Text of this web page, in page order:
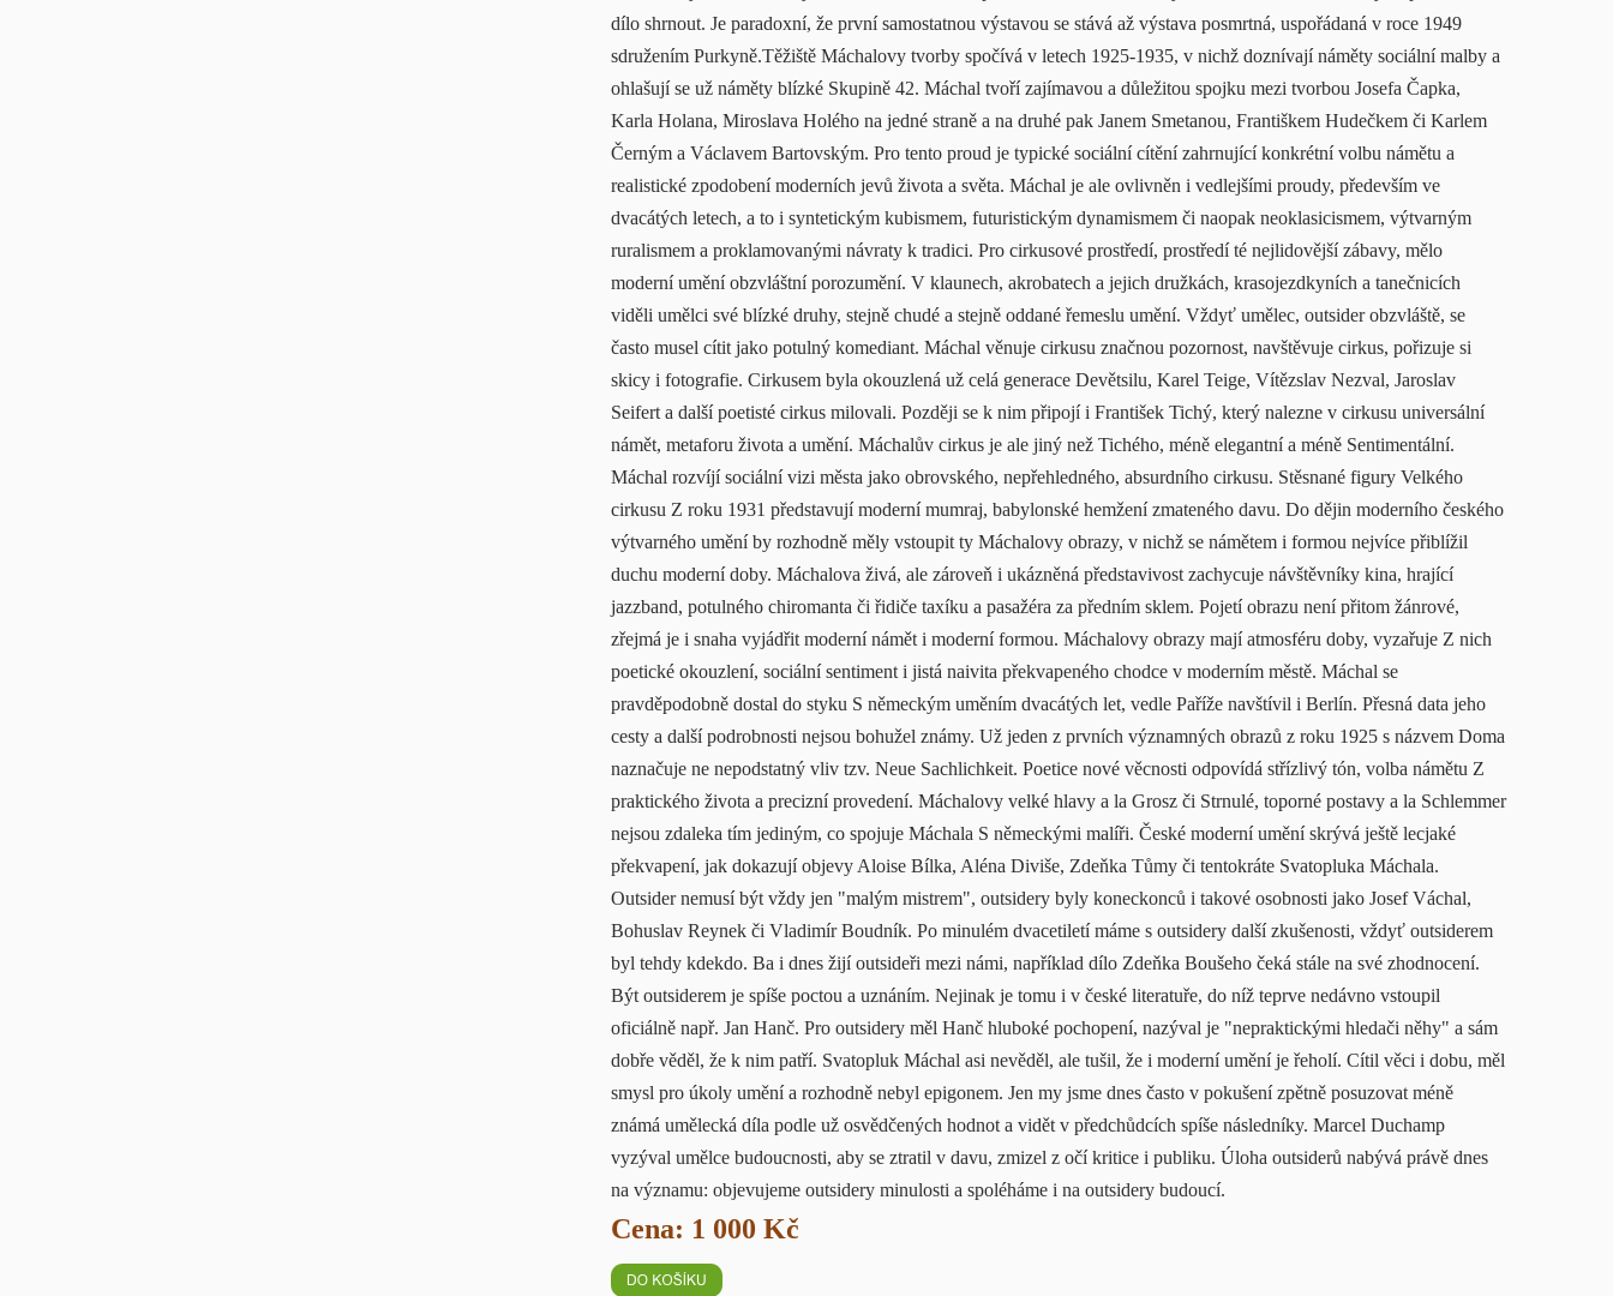
dílo shrnout. Je paradoxní, že první samostatnou výstavou se stává až výstava posmrtná, uspořádaná v roce 1949
sdružením Purkyně.Těžiště Máchalovy tvorby spočívá v letech 1925-1935, v nichž doznívají náměty sociální malby a
ohlašují se už náměty blízké Skupině 42. Máchal tvoří zajímavou a důležitou spojku mezi tvorbou Josefa Čapka,
Karla Holana, Miroslava Holého na jedné straně a na druhé pak Janem Smetanou, Františkem Hudečkem či Karlem
Černým a Václavem Bartovským. Pro tento proud je typické sociální cítění zahrnující konkrétní volbu námětu a
realistické zpodobení moderních jevů života a světa. Máchal je ale ovlivněn i vedlejšími proudy, především ve
dvacátých letech, a to i syntetickým kubismem, futuristickým dynamismem či naopak neoklasicismem, výtvarným
ruralismem a proklamovanými návraty k tradici. Pro cirkusové prostředí, prostředí té nejlidovější zábavy, mělo
moderní umění obzvláštní porozumění. V klaunech, akrobatech a jejich družkách, krasojezdkyních a tanečnicích
viděli umělci své blízké druhy, stejně chudé a stejně oddané řemeslu umění. Vždyť umělec, outsider obzvláště, se
často musel cítit jako potulný komediant. Máchal věnuje cirkusu značnou pozornost, navštěvuje cirkus, pořizuje si
skicy i fotografie. Cirkusem byla okouzlená už celá generace Devětsilu, Karel Teige, Vítězslav Nezval, Jaroslav
Seifert a další poetisté cirkus milovali. Později se k nim připojí i František Tichý, který nalezne v cirkusu universální
námět, metaforu života a umění. Máchalův cirkus je ale jiný než Tichého, méně elegantní a méně Sentimentální.
Máchal rozvíjí sociální vizi města jako obrovského, nepřehledného, absurdního cirkusu. Stěsnané figury Velkého
cirkusu Z roku 1931 představují moderní mumraj, babylonské hemžení zmateného davu. Do dějin moderního českého
výtvarného umění by rozhodně měly vstoupit ty Máchalovy obrazy, v nichž se námětem i formou nejvíce přiblížil
duchu moderní doby. Máchalova živá, ale zároveň i ukázněná představivost zachycuje návštěvníky kina, hrající
jazzband, potulného chiromanta či řidiče taxíku a pasažéra za předním sklem. Pojetí obrazu není přitom žánrové,
zřejmá je i snaha vyjádřit moderní námět i moderní formou. Máchalovy obrazy mají atmosféru doby, vyzařuje Z nich
poetické okouzlení, sociální sentiment i jistá naivita překvapeného chodce v moderním městě. Máchal se
pravděpodobně dostal do styku S německým uměním dvacátých let, vedle Paříže navštívil i Berlín. Přesná data jeho
cesty a další podrobnosti nejsou bohužel známy. Už jeden z prvních významných obrazů z roku 1925 s názvem Doma
naznačuje ne nepodstatný vliv tzv. Neue Sachlichkeit. Poetice nové věcnosti odpovídá střízlivý tón, volba námětu Z
praktického života a precizní provedení. Máchalovy velké hlavy a la Grosz či Strnulé, toporné postavy a la Schlemmer
nejsou zdaleka tím jediným, co spojuje Máchala S německými malíři. České moderní umění skrývá ještě lecjaké
překvapení, jak dokazují objevy Aloise Bílka, Aléna Diviše, Zdeňka Tůmy či tentokráte Svatopluka Máchala.
Outsider nemusí být vždy jen "malým mistrem", outsidery byly koneckonců i takové osobnosti jako Josef Váchal,
Bohuslav Reynek či Vladimír Boudník. Po minulém dvacetiletí máme s outsidery další zkušenosti, vždyť outsiderem
byl tehdy kdekdo. Ba i dnes žijí outsideři mezi námi, například dílo Zdeňka Boušeho čeká stále na své zhodnocení.
Být outsiderem je spíše poctou a uznáním. Nejinak je tomu i v české literatuře, do níž teprve nedávno vstoupil
oficiálně např. Jan Hanč. Pro outsidery měl Hanč hluboké pochopení, nazýval je "nepraktickými hledači něhy" a sám
dobře věděl, že k nim patří. Svatopluk Máchal asi nevěděl, ale tušil, že i moderní umění je řeholí. Cítil věci i dobu, měl
smysl pro úkoly umění a rozhodně nebyl epigonem. Jen my jsme dnes často v pokušení zpětně posuzovat méně
známá umělecká díla podle už osvědčených hodnot a vidět v předchůdcích spíše následníky. Marcel Duchamp
vyzýval umělce budoucnosti, aby se ztratil v davu, zmizel z očí kritice i publiku. Úloha outsiderů nabývá právě dnes
na významu: objevujeme outsidery minulosti a spoléháme i na outsidery budoucí.
Cena: 1 000 Kč